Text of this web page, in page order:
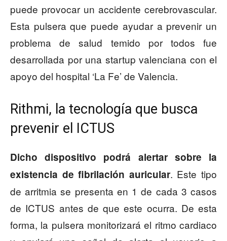
puede provocar un accidente cerebrovascular.
Esta pulsera que puede ayudar a prevenir un
problema de salud temido por todos fue
desarrollada por una startup valenciana con el
apoyo del hospital ‘La Fe’ de Valencia.
Rithmi, la tecnología que busca
prevenir el ICTUS
Dicho dispositivo podrá alertar sobre la
existencia de fibrilación auricular. Este tipo
de arritmia se presenta en 1 de cada 3 casos
de ICTUS antes de que este ocurra. De esta
forma, la pulsera monitorizará el ritmo cardiaco